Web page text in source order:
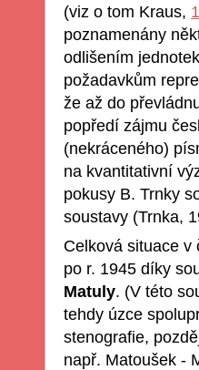
(viz o tom Kraus,
poznamenány
odlišením
požadavkům
že až do
popředí zájmu
(nekráceného)
na kvantitativní
pokusy B. Trnky
soustavy (Trnka,
Celková situace v
po r. 1945 díky
Matuly. (V této
tehdy úzce
stenografie,
např. Matoušek -